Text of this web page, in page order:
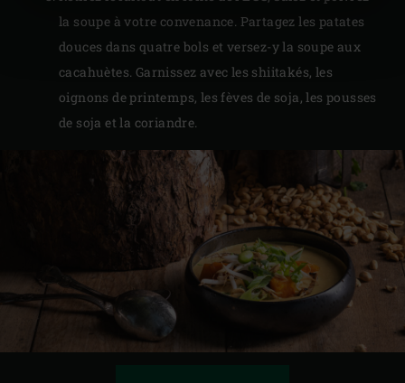
la soupe à votre convenance. Partagez les patates
douces dans quatre bols et versez-y la soupe aux
cacahuètes. Garnissez avec les shiitakés, les
oignons de printemps, les fèves de soja, les pousses
de soja et la coriandre.